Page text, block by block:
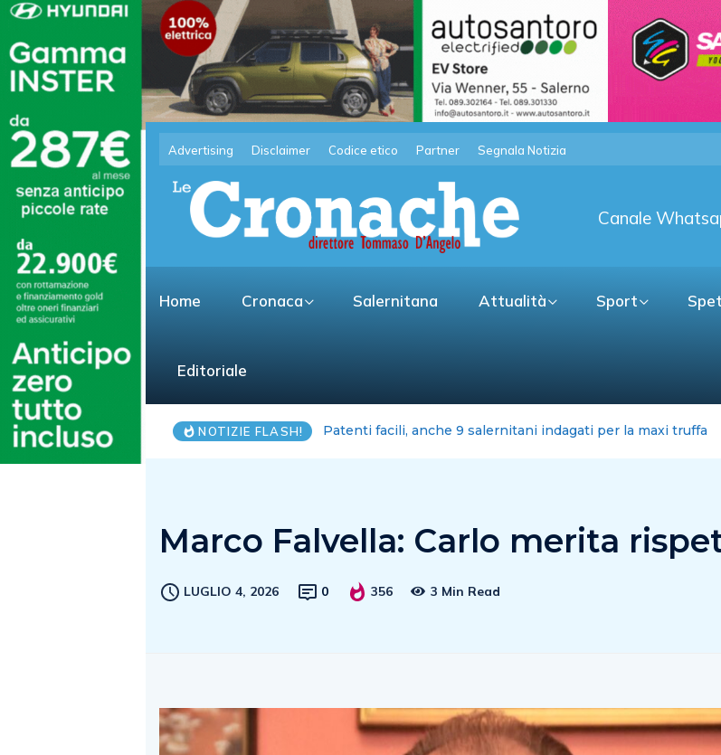
Advertising Disclaimer Codice etico Partner Segnala Notizia
Canale
Home Cronaca Salernitana Attualità Sport
Editoriale
NOTIZIE FLASH! Piantedosi, Comuni sciolti? Politica faccia di piu’
Marco Falvella: Carlo merita
LUGLIO 4, 2026 0 356 3 Min Read